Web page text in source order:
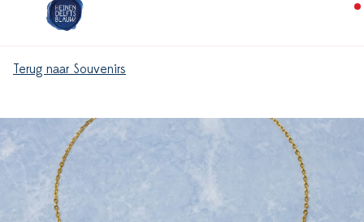
Terug naar Souvenirs